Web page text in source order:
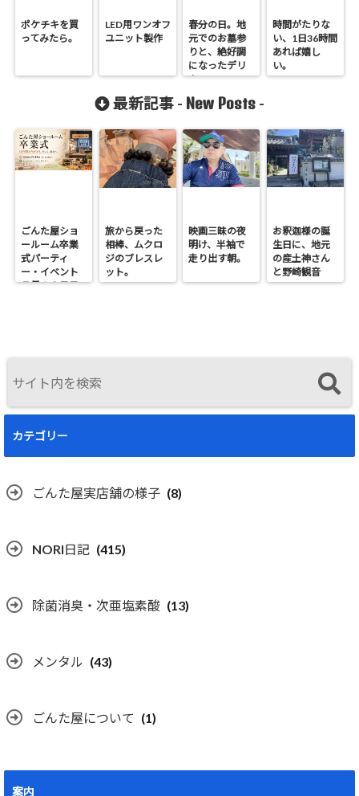
ポケチキを買
ってみたら。
LED用ワンオフ
ユニット製作
春分の日。地
元でのお墓参
りと、絶好調
になったデリ
カ。
時間がたりな
い、1日36時間
あれば嬉し
い。
最新記事 - New Posts -
ごんた屋ショ
ールーム卒業
式パーティ
ー・イベント
７月１９日日
旅から戻った
相棒、ムクロ
ジのブレスレ
ット。
映画三昧の夜
明け、半袖で
走り出す朝。
お釈迦様の誕
生日に、地元
の産土神さん
と野崎観音
へ。
カテゴリー
ごんた屋実店舗の様子 (8)
NORI日記 (415)
除菌消臭・次亜塩素酸 (13)
メンタル (43)
ごんた屋について (1)
案内